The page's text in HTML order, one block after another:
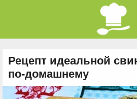
Рецепт идеальной
по-домашнему